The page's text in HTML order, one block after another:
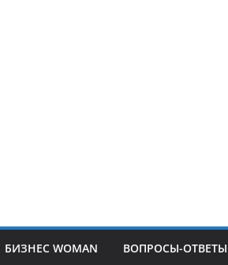
БИЗНЕС WOMAN ВОПРОСЫ-ОТВЕТЫ